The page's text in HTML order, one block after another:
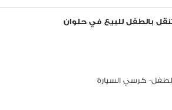
بالطفل للبيع في حلوان
كرسي السيارة